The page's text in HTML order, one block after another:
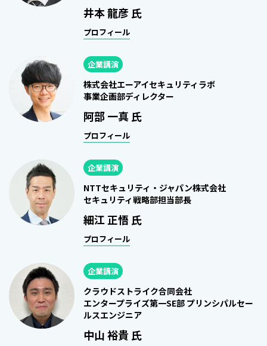
井本 龍彦 氏
プロフィール
企業講演
株式会社エーアイセキュリティラボ
事業企画部ディレクター
阿部 一真 氏
プロフィール
企業講演
NTTセキュリティ・ジャパン株式会社
セキュリティ戦略部担当部長
細江 正悟 氏
プロフィール
企業講演
クラウドストライク合同会社
エンタープライズ第一SE部 プリンシパルセー
ルスエンジニア
中山 裕貴 氏